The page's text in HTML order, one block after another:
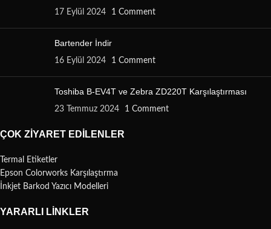
17 Eylül 2024 1 Comment
Bartender İndir
16 Eylül 2024 1 Comment
Toshiba B-EV4T ve Zebra ZD220T Karşılaştırması
23 Temmuz 2024 1 Comment
ÇOK ZIYARET EDILENLER
Termal Etiketler
Epson Colorworks Karşılaştırma
İnkjet Barkod Yazıcı Modelleri
YARARLI LINKLER